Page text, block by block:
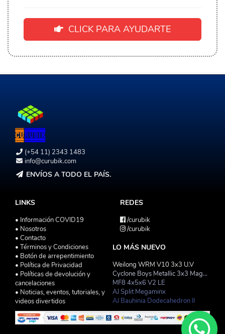
CLICK PARA AYUDARTE
(+54 11) 2343 1483
info@curubik.com
ENVÍOS A TODO EL PAÍS.
LINKS
• Información COVID19
• Nosotros
• Contacto
• Términos y Condiciones
• Botón de arrepentimiento
• Política de Privacidad
• Políticas de devolución y
cancelaciones
• Noticias, eventos, tutoriales, y
videos divertidos
REDES
/curubik
/curubik
LO MÁS NUEVO
Weilong WRM V10 3x3 U.V
Cyclone Boys Metallic 3x3 Magnetico Macaron
MF8 4x5x6 V2 LE
AJ Split Megaminx
AJ Bauhinia Dodecahedron II